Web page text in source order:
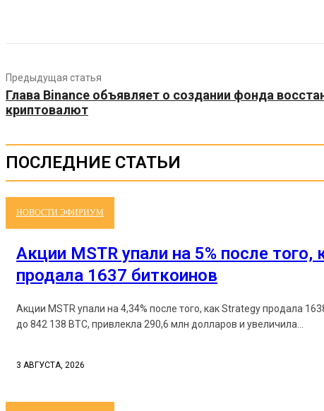
Предыдущая статья
Глава Binance объявляет о создании фонда
криптовалют
ПОСЛЕДНИЕ СТАТЬИ
НОВОСТИ ЭФИРИУМ
Акции MSTR упали на 5% после того,
продала 1637 биткоинов
Акции MSTR упали на 4,34% после того, как Strategy продала
до 842 138 BTC, привлекла 290,6 млн долларов и увеличила...
3 АВГУСТА, 2026